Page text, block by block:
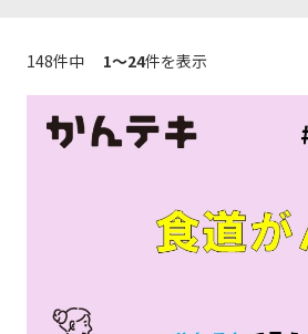
148件中 1～24件を表示